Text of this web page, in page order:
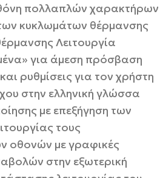
πολλαπλών χαρακτήρων
κυκλωμάτων θέρμανσης
Λειτουργία
για άμεση πρόσβαση
ρυθμίσεις για τον χρήστη
στην ελληνική γλώσσα
με επεξήγηση των
τους
οθονών με γραφικές
στην εξωτερική